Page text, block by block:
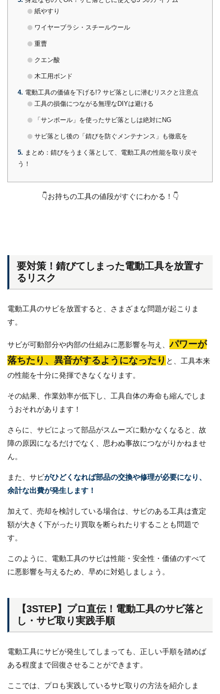
紙やすり
ワイヤーブラシ・スチールウール
重曹
クエン酸
木工用ボンド
4 電動工具の価値を下げる!? サビ落としに潜むリスクと注意点
工具の損傷につながる無理なDIYは避ける
「サンポール」を使ったサビ落としは絶対にNG
サビ落とし後の「錆びを防ぐメンテナンス」も徹底を
5
まとめ：錆びをうまく落として、電動工具の性能を取り戻そ
う！
👇お持ちの工具の値段がすぐにわかる！👇
要対策！錆びてしまった電動工具を放置す
るリスク
電動工具のサビを放置すると、さまざまな問題が起こりま
す。
サビが可動部分や内部の仕組みに悪影響を与え、パワーが
落ちたり、異音がするようになったり と、工具本来
の性能を十分に発揮できなくなります。
その結果、作業効率が低下し、工具自体の寿命も縮んでしま
うおそれがあります！
さらに、サビによって部品がスムーズに動かなくなると、故
障の原因になるだけでなく、思わぬ事故につながりかねませ
ん。
また、サビがひどくなれば部品の交換や修理が必要になり、
余計な出費が発生します！
加えて、売却を検討している場合は、サビのある工具は査定
額が大きく下がったり買取を断られたりすることも問題で
す。
このように、電動工具のサビは性能・安全性・価値のすべて
に悪影響を与えるため、早めに対処しましょう。
【3STEP】プロ直伝！電動工具のサビ落と
し・サビ取り実践手順
電動工具にサビが発生してしまっても、正しい手順を踏めば
ある程度まで回復させることができます。
ここでは、プロも実践しているサビ取りの方法を紹介しま